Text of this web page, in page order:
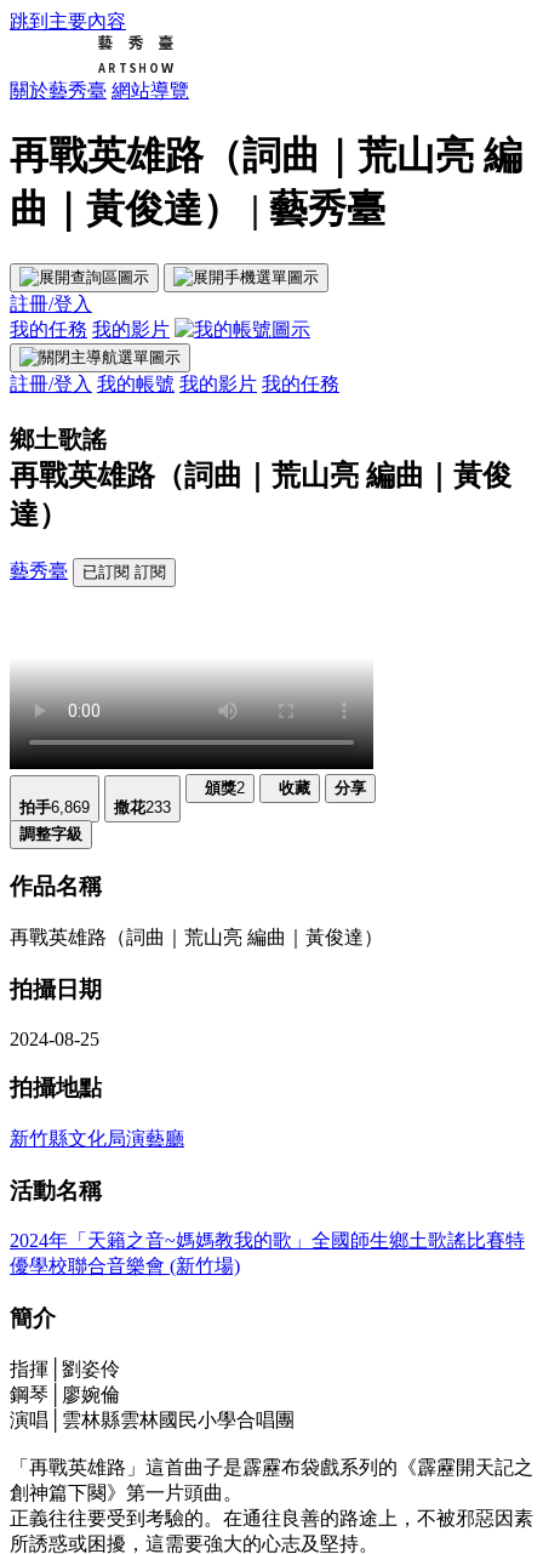
跳到主要內容
關於藝秀臺 網站導覽
再戰英雄路（詞曲｜荒山亮 編
曲｜黃俊達） | 藝秀臺
註冊/登入
我的任務 我的影片
註冊/登入 我的帳號 我的影片 我的任務
鄉土歌謠
再戰英雄路（詞曲｜荒山亮 編曲｜黃俊
達）
藝秀臺 已訂閱 訂閱
拍手6,869 撒花233
頒獎2 收藏 分享
調整字級
作品名稱
再戰英雄路（詞曲｜荒山亮 編曲｜黃俊達）
拍攝日期
2024-08-25
拍攝地點
新竹縣文化局演藝廳
活動名稱
2024年「天籟之音~媽媽教我的歌」全國師生鄉土歌謠比賽特
優學校聯合音樂會 (新竹場)
簡介
指揮│劉姿伶
鋼琴│廖婉倫
演唱│雲林縣雲林國民小學合唱團
「再戰英雄路」這首曲子是霹靂布袋戲系列的《霹靂開天記之
創神篇下闋》第一片頭曲。
正義往往要受到考驗的。在通往良善的路途上，不被邪惡因素
所誘惑或困擾，這需要強大的心志及堅持。